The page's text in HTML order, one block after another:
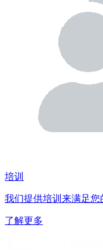
培训
我们提供培训来满足您
了解更多